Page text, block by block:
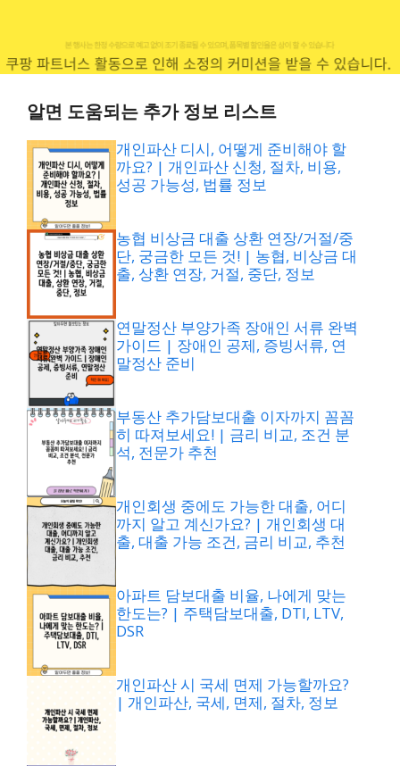
알면 도움되는 추가 정보 리스트
개인파산 디시, 어떻게 준비해야 할
까요? | 개인파산 신청, 절차, 비용,
성공 가능성, 법률 정보
농협 비상금 대출 상환 연장/거절/중
단, 궁금한 모든 것! | 농협, 비상금 대
출, 상환 연장, 거절, 중단, 정보
연말정산 부양가족 장애인 서류 완벽
가이드 | 장애인 공제, 증빙서류, 연
말정산 준비
부동산 추가담보대출 이자까지 꼼꼼
히 따져보세요! | 금리 비교, 조건 분
석, 전문가 추천
개인회생 중에도 가능한 대출, 어디
까지 알고 계신가요? | 개인회생 대
출, 대출 가능 조건, 금리 비교, 추천
아파트 담보대출 비율, 나에게 맞는
한도는? | 주택담보대출, DTI, LTV,
DSR
개인파산 시 국세 면제 가능할까요?
| 개인파산, 국세, 면제, 절차, 정보